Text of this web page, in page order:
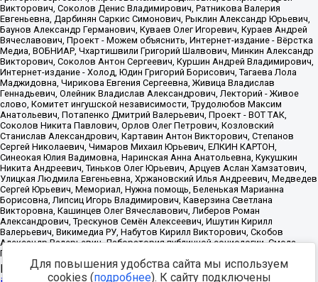
Источник:https://minjust.gov.ru/uploaded/files/reestr-
Для повышения удобства сайта мы используем
cookies (подробнее). К сайту подключены